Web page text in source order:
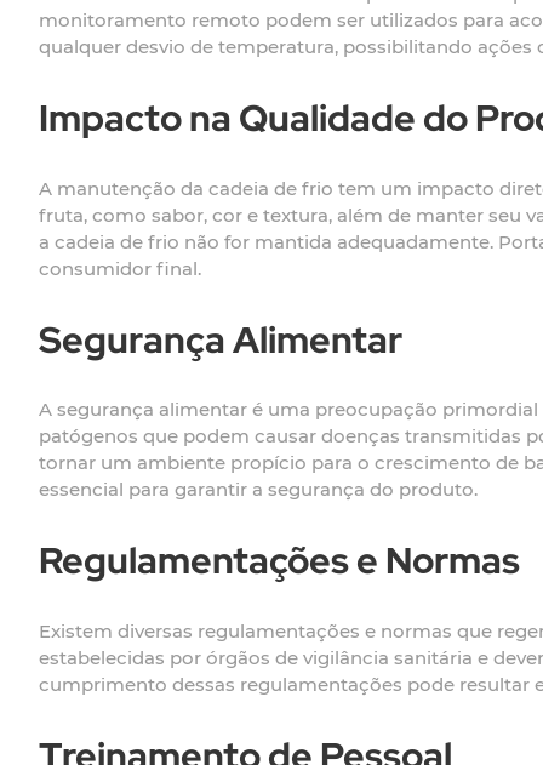
monitoramento remoto podem ser utilizados para
qualquer desvio de temperatura, possibilitando
Impacto na Qualidade do
A manutenção da cadeia de frio tem um impacto
fruta, como sabor, cor e textura, além de manter seu
a cadeia de frio não for mantida adequadamente.
consumidor final.
Segurança Alimentar
A segurança alimentar é uma preocupação
patógenos que podem causar doenças transmitidas
tornar um ambiente propício para o crescimento de
essencial para garantir a segurança do produto.
Regulamentações e Normas
Existem diversas regulamentações e normas que
estabelecidas por órgãos de vigilância sanitária e
cumprimento dessas regulamentações pode resultar